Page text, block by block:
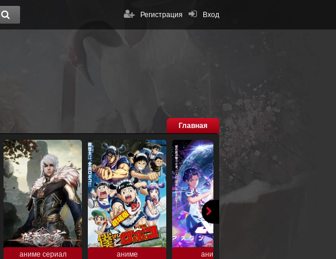
Вход
Регистрация
Главная
аниме сериал аниме аниме